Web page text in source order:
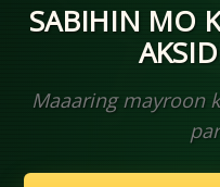
SABIHIN MO
Maaaring mayroon